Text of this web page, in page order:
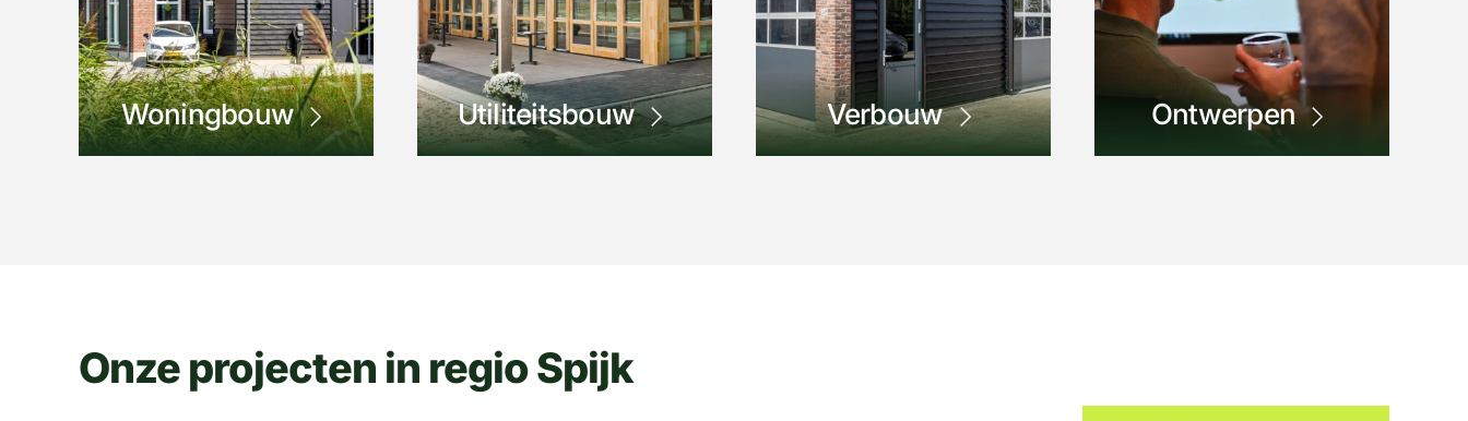
Woningbouw Utiliteitsbouw Verbouw Ontwerpen
Onze projecten in regio Spijk